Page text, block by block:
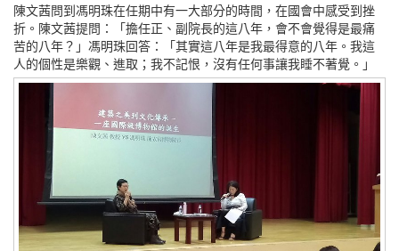
陳文茜問到馮明珠在任期中有一大部分的時間，在國會中感受到挫
折。陳文茜提問：「擔任正、副院長的這八年，會不會覺得是最痛
苦的八年？」馮明珠回答：「其實這八年是我最得意的八年。我這
人的個性是樂觀、進取；我不記恨，沒有任何事讓我睡不著覺。」